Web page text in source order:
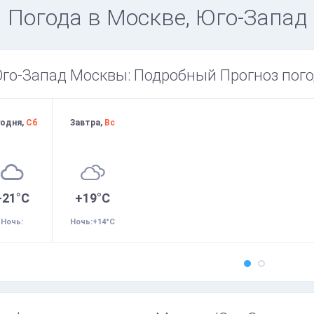
Погода в Москве, Юго-Запад
Запад Москвы: Подробный Прогноз
Сб
Ночь:
Завтра, Вс
+19°C
Ночь:+14°C